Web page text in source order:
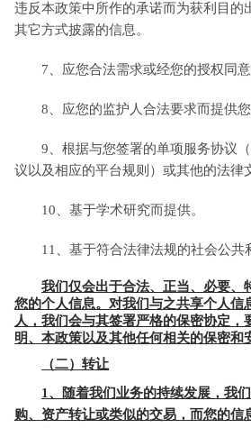
违反本政策中所作的承诺而为获利目的
其它方式披露的信息。
7、应您合法需求或经您的授权同意
8、应您的监护人合法要求而提供您
9、根据与您签署的单项服务协议
议以及相应的平台规则）或其他的法律
10、基于学术研究而提供。
11、基于符合法律法规的社会公共
我们仅会出于合法、正当、必要、
您的个人信息。对我们与之共享个人信
人，我们会与其签署严格的保密协定，
明、本政策以及其他任何相关的保密和
（二）转让
1、随着我们业务的持续发展，我
购、资产转让或类似的交易，而您的信